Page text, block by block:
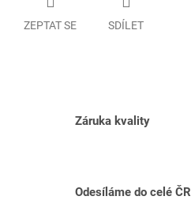
ZEPTAT SE SDÍLET
Záruka kvality
Odesíláme do celé ČR